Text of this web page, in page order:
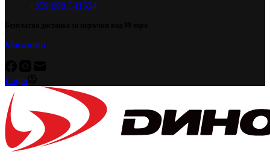
+359 898 541534
Магазини
Login